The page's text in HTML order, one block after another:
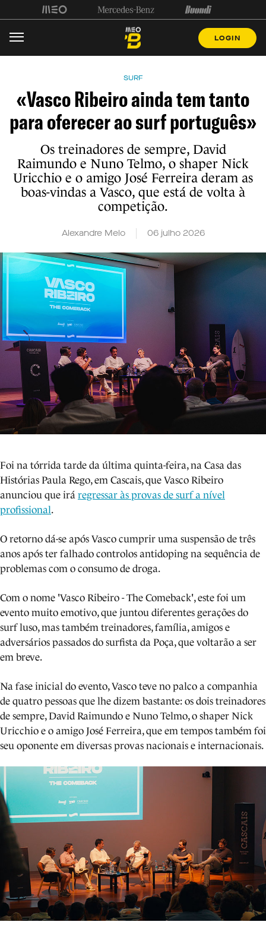
LOGIN
SURF
«Vasco Ribeiro ainda tem tanto
para oferecer ao surf português»
Os treinadores de sempre, David
Raimundo e Nuno Telmo, o shaper Nick
Uricchio e o amigo José Ferreira deram as
boas-vindas a Vasco, que está de volta à
competição.
Alexandre Melo 06 julho 2026
Foi na tórrida tarde da última quinta-feira, na Casa das
Histórias Paula Rego, em Cascais, que Vasco Ribeiro
anunciou que irá regressar às provas de surf a nível
profissional.
O retorno dá-se após Vasco cumprir uma suspensão de três
anos após ter falhado controlos antidoping na sequência de
problemas com o consumo de droga.
Com o nome 'Vasco Ribeiro - The Comeback', este foi um
evento muito emotivo, que juntou diferentes gerações do
surf luso, mas também treinadores, família, amigos e
adversários passados do surfista da Poça, que voltarão a ser
em breve.
Na fase inicial do evento, Vasco teve no palco a companhia
de quatro pessoas que lhe dizem bastante: os dois treinadores
de sempre, David Raimundo e Nuno Telmo, o shaper Nick
Uricchio e o amigo José Ferreira, que em tempos também foi
seu oponente em diversas provas nacionais e internacionais.